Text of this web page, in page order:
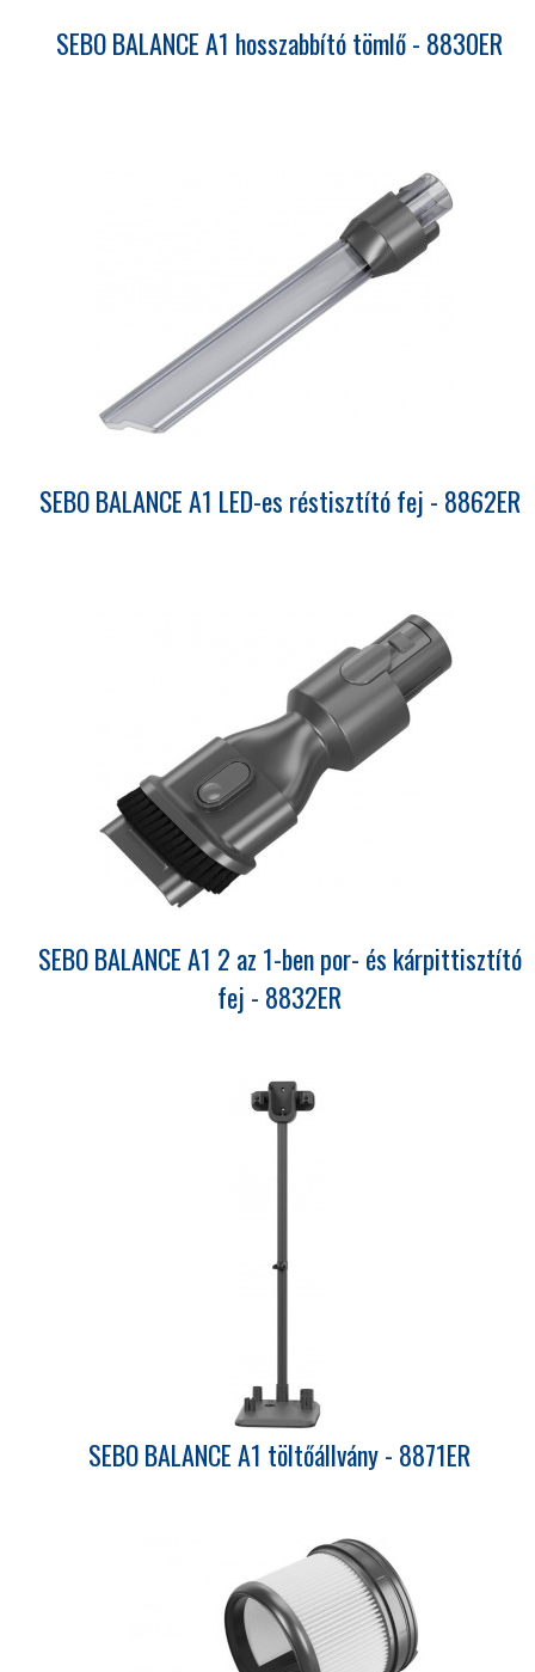
SEBO BALANCE A1 hosszabbító tömlő - 8830ER
SEBO BALANCE A1 LED-es réstisztító fej - 8862ER
SEBO BALANCE A1 2 az 1-ben por- és kárpittisztító
fej - 8832ER
SEBO BALANCE A1 töltőállvány - 8871ER